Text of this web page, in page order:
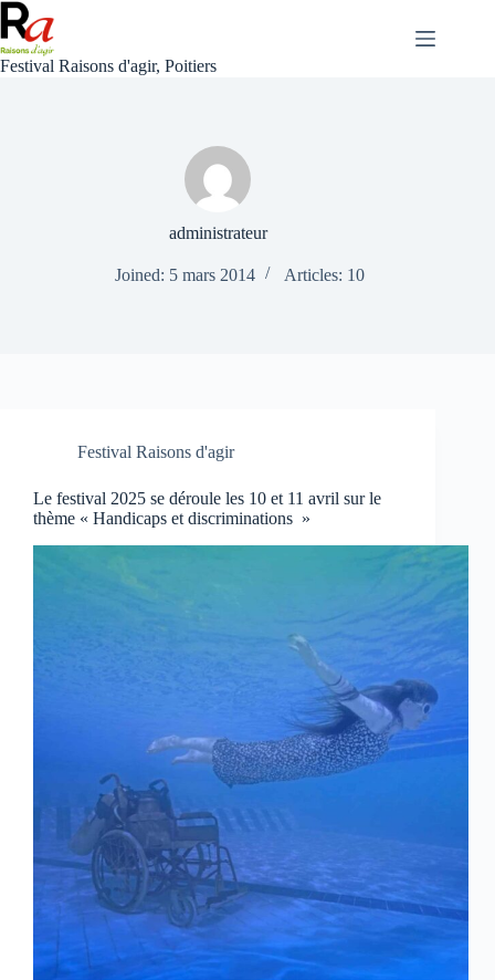
Skip
to
content
Festival Raisons d'agir, Poitiers
administrateur
Joined: 5 mars 2014 Articles: 10
Festival Raisons d'agir
Le festival 2025 se déroule les 10 et 11 avril sur le
thème « Handicaps et discriminations »